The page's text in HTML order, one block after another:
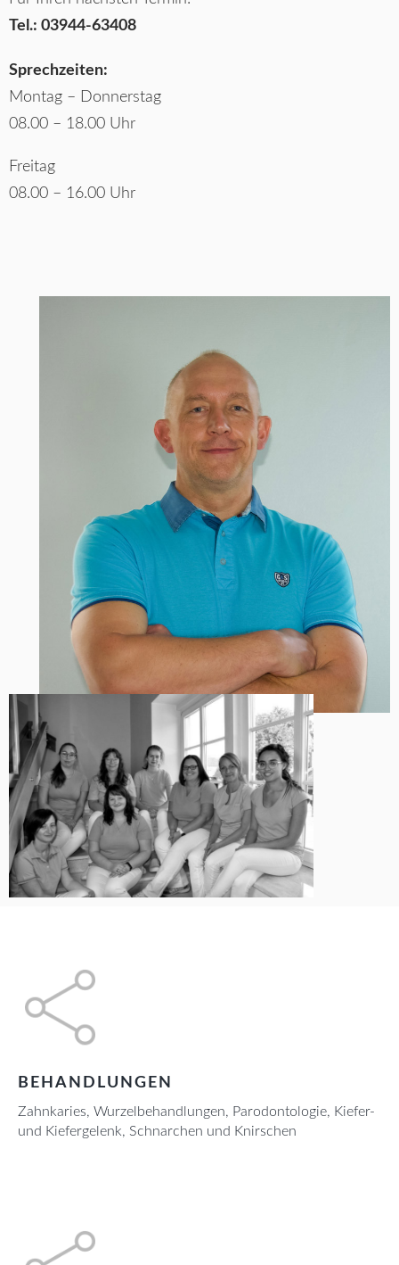
Tel.: 03944-63408
Sprechzeiten:
Montag – Donnerstag
08.00 – 18.00 Uhr
Freitag
08.00 – 16.00 Uhr
BEHANDLUNGEN
Zahnkaries, Wurzelbehandlungen, Parodontologie, Kiefer-
und Kiefergelenk, Schnarchen und Knirschen